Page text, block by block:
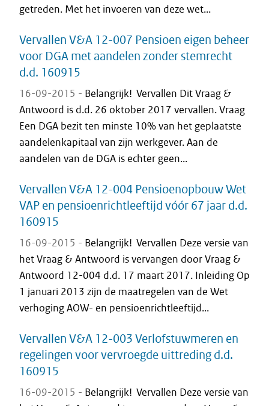
getreden. Met het invoeren van deze wet...
Vervallen V&A 12-007 Pensioen eigen beheer
voor DGA met aandelen zonder stemrecht
d.d. 160915
16-09-2015 - Belangrijk! Vervallen Dit Vraag &
Antwoord is d.d. 26 oktober 2017 vervallen. Vraag
Een DGA bezit ten minste 10% van het geplaatste
aandelenkapitaal van zijn werkgever. Aan de
aandelen van de DGA is echter geen...
Vervallen V&A 12-004 Pensioenopbouw Wet
VAP en pensioenrichtleeftijd vóór 67 jaar d.d.
160915
16-09-2015 - Belangrijk! Vervallen Deze versie van
het Vraag & Antwoord is vervangen door Vraag &
Antwoord 12-004 d.d. 17 maart 2017. Inleiding Op
1 januari 2013 zijn de maatregelen van de Wet
verhoging AOW- en pensioenrichtleeftijd...
Vervallen V&A 12-003 Verlofstuwmeren en
regelingen voor vervroegde uittreding d.d.
160915
16-09-2015 - Belangrijk! Vervallen Deze versie van